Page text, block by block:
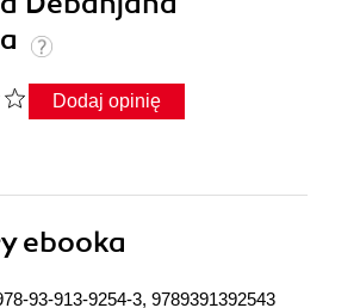
Dodaj opinię
ebooka
93-913-9254-3, 9789391392543